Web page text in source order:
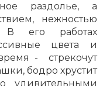
раздолье, а
нежностью
В его работах
цвета и
- стрекочут
бодро хрустит
удивительными